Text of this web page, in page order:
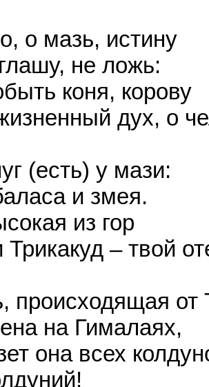
о мазь, истину
не ложь:
коня, корову
дух, о
(есть) у мази:
и змея.
из гор
– твой
происходящая от
на Гималаях,
она всех